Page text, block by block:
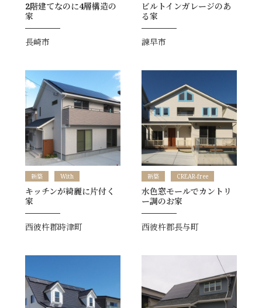
2階建てなのに4層構造の
家
長崎市
ビルトインガレージのあ
る家
諫早市
新築 With
キッチンが綺麗に片付く
家
西彼杵郡時津町
新築 CREAR-free
水色窓モールでカントリ
ー調のお家
西彼杵郡長与町